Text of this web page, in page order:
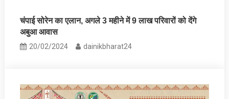
चंपाई सोरेन का एलान, अगले 3 महीने में 9 लाख परिवारों को देंगे
अबुआ आवास
20/02/2024 dainikbharat24